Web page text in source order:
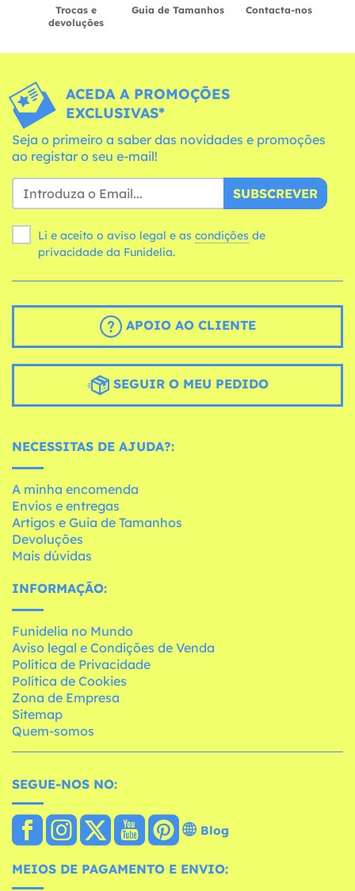
Trocas e
devoluções
Guia de Tamanhos Contacta-nos
ACEDA A PROMOÇÕES
EXCLUSIVAS*
Seja o primeiro a saber das novidades e promoções
ao registar o seu e-mail!
SUBSCREVER
Li e aceito o aviso legal e as condições
privacidade da Funidelia.
APOIO AO CLIENTE
SEGUIR O MEU PEDIDO
NECESSITAS DE AJUDA?:
A minha encomenda
Envios e entregas
Artigos e Guia de Tamanhos
Devoluções
Mais dúvidas
INFORMAÇÃO:
Funidelia no Mundo
Aviso legal e Condições de Venda
Política de Privacidade
Política de Cookies
Zona de Empresa
Sitemap
Quem-somos
SEGUE-NOS NO:
Blog
MEIOS DE PAGAMENTO E ENVIO: